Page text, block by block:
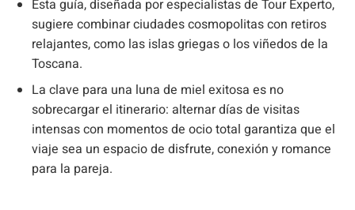
Esta guía, diseñada por especialistas de Tour Experto,
sugiere combinar ciudades cosmopolitas con retiros
relajantes, como las islas griegas o los viñedos de la
Toscana.
La clave para una luna de miel exitosa es no
sobrecargar el itinerario: alternar días de visitas
intensas con momentos de ocio total garantiza que el
viaje sea un espacio de disfrute, conexión y romance
para la pareja.